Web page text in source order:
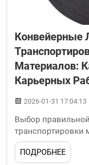
Конвейерные
Материалов:
Карьерных
2026-01-31 17:04:13
Выбор
транспортировки
решающее
используются
ПОДРОБНЕЕ